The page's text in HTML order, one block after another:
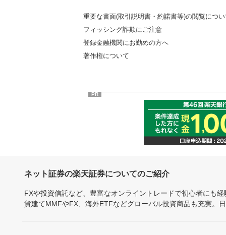
重要な書面(取引説明書・約諾書等)の閲覧につ
フィッシング詐欺にご注意
登録金融機関にお勤めの方へ
著作権について
PR
ネット証券の楽天証券についてのご紹介
FXや投資信託など、豊富なオンライントレードで初心者にも
貨建てMMFやFX、海外ETFなどグローバル投資商品も充実。